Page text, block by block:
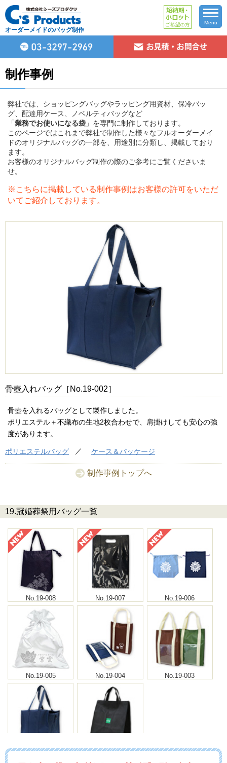
オーダーメイドのバッグ制作
Menu
制作事例
弊社では、ショッピングバッグやラッピング用資材、保冷バッ
グ、配達用ケース、ノベルティバッグなど
「業務でお使いになる袋 」を専門に制作しております。
このページではこれまで弊社で制作した様々なフルオーダーメイ
ドのオリジナルバッグの一部を、用途別に分類し、掲載しており
ます。
お客様のオリジナルバッグ制作の際のご参考にご覧くださいま
せ。
※こちらに掲載している制作事例はお客様の許可をいただ
いてご紹介しております。
骨壺入れバッグ［No.19-002］
骨壺を入れるバッグとして製作しました。
ポリエステル＋不織布の生地2枚合わせで、肩掛けしても安心の強
度があります。
ポリエステルバッグ ケース＆パッケージ
制作事例トップへ
19.冠婚葬祭用バッグ一覧
No.19-008 No.19-007 No.19-006
No.19-005 No.19-004 No.19-003
No.19-002 No.19-001